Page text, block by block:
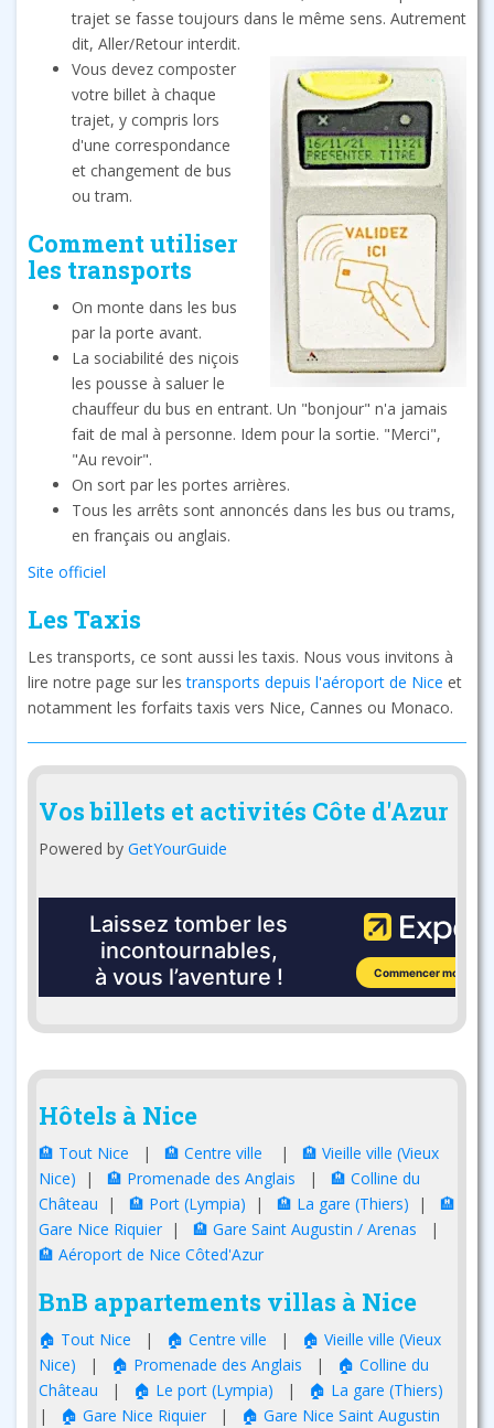
trajet se fasse toujours dans le même sens. Autrement
dit, Aller/Retour interdit.
Vous devez composter
votre billet à chaque
trajet, y compris lors
d'une correspondance
et changement de bus
ou tram.
Comment utiliser
les transports
On monte dans les bus
par la porte avant.
La sociabilité des niçois
les pousse à saluer le
chauffeur du bus en entrant. Un "bonjour" n'a jamais
fait de mal à personne. Idem pour la sortie. "Merci",
"Au revoir".
On sort par les portes arrières.
Tous les arrêts sont annoncés dans les bus ou trams,
en français ou anglais.
Site officiel
Les Taxis
Les transports, ce sont aussi les taxis. Nous vous invitons à
lire notre page sur lestransports depuis l'aéroport de Nice et
notamment les forfaits taxis vers Nice, Cannes ou Monaco.
Vos billets et activités Côte d'Azur
Powered by GetYourGuide
Hôtels à Nice
🏨 Tout Nice | 🏨 Centre ville | 🏨 Vieille ville (Vieux
Nice) | 🏨 Promenade des Anglais | 🏨 Colline du
Château | 🏨 Port (Lympia) | 🏨 La gare (Thiers) | 🏨
Gare Nice Riquier | 🏨 Gare Saint Augustin / Arenas |
🏨 Aéroport de Nice Côted'Azur
BnB appartements villas à Nice
🏠 Tout Nice | 🏠 Centre ville |
🏠 Vieille ville (Vieux
Nice) | 🏠 Promenade des Anglais |
🏠 Colline du
Château | 🏠 Le port (Lympia) |
🏠 La gare (Thiers)
|
🏠 Gare Nice Riquier |
🏠 Gare Nice Saint Augustin